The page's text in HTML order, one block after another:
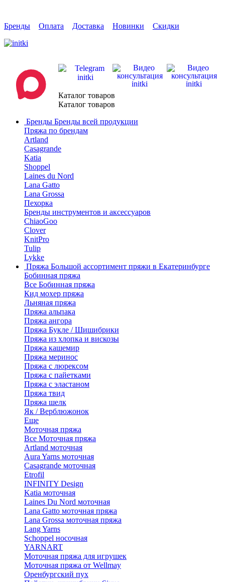
Бренды Оплата Доставка Новинки Скидки
Каталог товаров
Каталог товаров
Бренды Бренды всей продукции
Пряжа по брендам
Artland
Casagrande
Katia
Shoppel
Laines du Nord
Lana Gatto
Lana Grossa
Пехорка
Бренды инструментов и аксессуаров
ChiaoGoo
Clover
KnitPro
Tulip
Lykke
Пряжа Большой ассортимент пряжи в Екатеринбурге
Бобинная пряжа
Все Бобинная пряжа
Кид мохер пряжа
Льняная пряжа
Пряжа альпака
Пряжа ангора
Пряжа Букле / Шишибрики
Пряжа из хлопка и вискозы
Пряжа кашемир
Пряжа меринос
Пряжа с люрексом
Пряжа с пайетками
Пряжа с эластаном
Пряжа твид
Пряжа шелк
Як / Верблюжонок
Еще
Моточная пряжа
Все Моточная пряжа
Artland моточная
Aura Yarns моточная
Casagrande моточная
Etrofil
INFINITY Design
Katia моточная
Laines Du Nord моточная
Lana Gatto моточная пряжа
Lana Grossa моточная пряжа
Lang Yarns
Schoppel носочная
YARNART
Моточная пряжа для игрушек
Моточная пряжа от Wellmay
Оренбургский пух